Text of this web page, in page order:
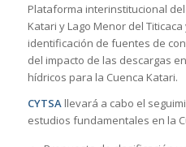
Plataforma interinstitucional
Katari y Lago Menor del
identificación de fuentes de
del impacto de las descargas
hídricos para la Cuenca Katari.
CYTSAllevará a cabo el
estudios fundamentales en la